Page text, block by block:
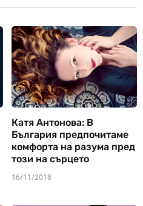
Катя Антонова: В
България предпочитаме
комфорта на разума пред
този на сърцето
16/11/2018